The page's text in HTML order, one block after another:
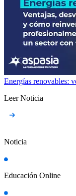
Energías renovables:
Leer Noticia
Noticia
Educación Online